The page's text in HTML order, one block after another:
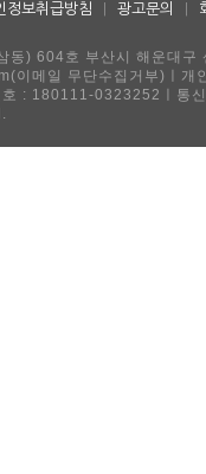
정보취급방침 광고문의
동) 604호 부산시 해운대
메일 무단수집거부)ㅣ개
: 180111-0323252ㅣ통